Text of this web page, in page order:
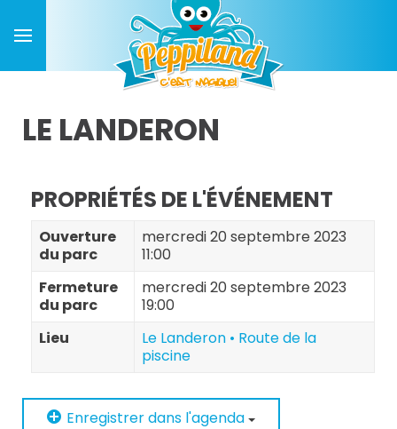
LE LANDERON
PROPRIÉTÉS DE L'ÉVÉNEMENT
Ouverture
du parc
mercredi 20 septembre 2023
11:00
Fermeture
du parc
mercredi 20 septembre 2023
19:00
Lieu
Le Landeron • Route de la
piscine
Enregistrer dans l'agenda